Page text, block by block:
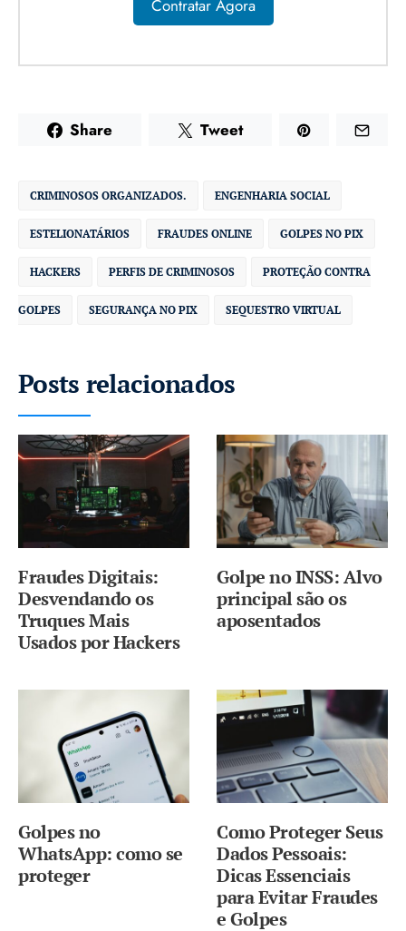
Contratar Agora
Share Tweet
CRIMINOSOS ORGANIZADOS. ENGENHARIA SOCIAL
ESTELIONATÁRIOS FRAUDES ONLINE GOLPES NO PIX
HACKERS PERFIS DE CRIMINOSOS PROTEÇÃO CONTRA
GOLPES SEGURANÇA NO PIX SEQUESTRO VIRTUAL
Posts relacionados
Fraudes Digitais:
Desvendando os
Truques Mais
Usados por Hackers
Golpe no INSS: Alvo
principal são os
aposentados
Golpes no
WhatsApp: como se
proteger
Como Proteger Seus
Dados Pessoais:
Dicas Essenciais
para Evitar Fraudes
e Golpes